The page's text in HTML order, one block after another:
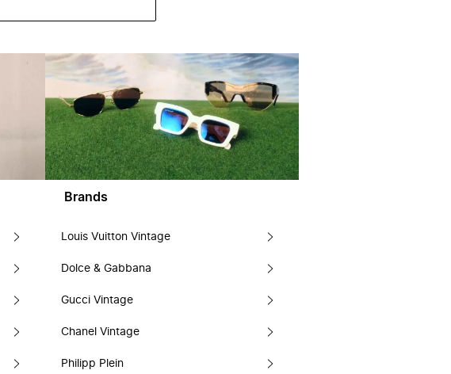
Brands
Louis Vuitton Vintage
Dolce & Gabbana
Gucci Vintage
Chanel Vintage
Philipp Plein